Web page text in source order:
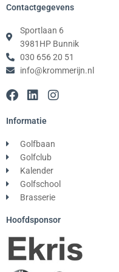
Contactgegevens
Sportlaan 6
3981HP Bunnik
030 656 20 51
info@krommerijn.nl
F
c
L
n
e
d
i
n
I
a
r
a
m
Informatie
Golfbaan
Golfclub
Kalender
Golfschool
Brasserie
Hoofdsponsor